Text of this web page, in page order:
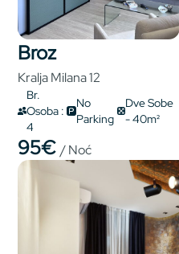
Broz
Kralja Milana 12
Br.
Osoba :
4
No
Parking
Dve Sobe
- 40m²
95€/ Noć